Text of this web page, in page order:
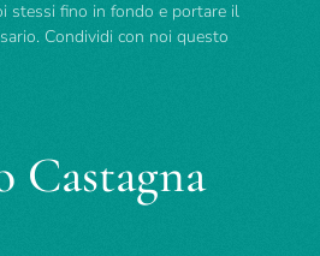
stessi fino in fondo e portare il
Condividi con noi questo
Castagna